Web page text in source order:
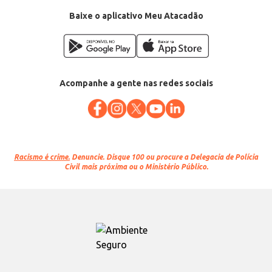
Baixe o aplicativo Meu Atacadão
Acompanhe a gente nas redes sociais
Racismo é crime. Denuncie. Disque 100 ou procure a Delegacia de Polícia
Civil mais próxima ou o Ministério Público.